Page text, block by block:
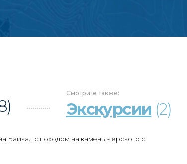
Смотрите также:
Экскурсии (2)
Байкал с походом на камень Черского с